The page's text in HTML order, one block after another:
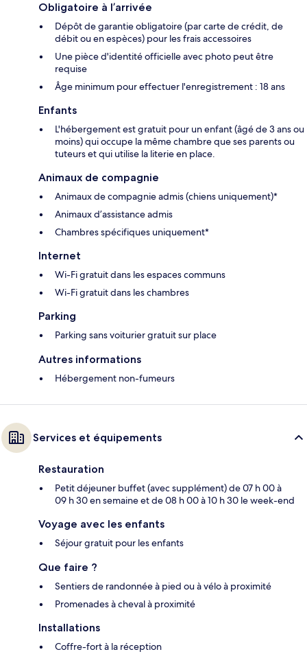
Obligatoire à l’arrivée
Dépôt de garantie obligatoire (par carte de crédit, de
débit ou en espèces) pour les frais accessoires
Une pièce d'identité officielle avec photo peut être
requise
Âge minimum pour effectuer l'enregistrement : 18 ans
Enfants
L'hébergement est gratuit pour un enfant (âgé de 3 ans ou
moins) qui occupe la même chambre que ses parents ou
tuteurs et qui utilise la literie en place.
Animaux de compagnie
Animaux de compagnie admis (chiens uniquement)*
Animaux d’assistance admis
Chambres spécifiques uniquement*
Internet
Wi-Fi gratuit dans les espaces communs
Wi-Fi gratuit dans les chambres
Parking
Parking sans voiturier gratuit sur place
Autres informations
Hébergement non-fumeurs
Services et équipements
Restauration
Petit déjeuner buffet (avec supplément) de 07 h 00 à
09 h 30 en semaine et de 08 h 00 à 10 h 30 le week-end
Voyage avec les enfants
Séjour gratuit pour les enfants
Que faire ?
Sentiers de randonnée à pied ou à vélo à proximité
Promenades à cheval à proximité
Installations
Coffre-fort à la réception